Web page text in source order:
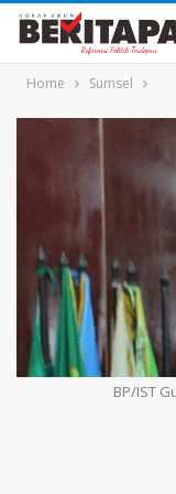
Home Sumsel
BP/IST